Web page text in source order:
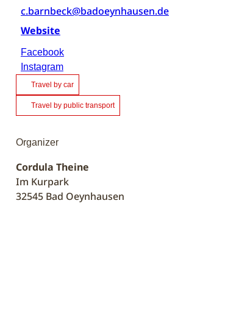
c.barnbeck@badoeynhausen.de
Website
Facebook
Instagram
Travel by car
Travel by public transport
Organizer
Cordula Theine
Im Kurpark
32545 Bad Oeynhausen